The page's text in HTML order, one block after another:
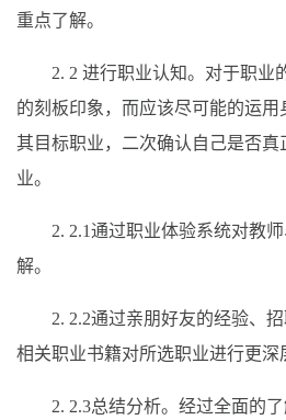
重点了解。
2. 2 进行职业认知。对于职业
的刻板印象，而应该尽可能的运
其目标职业，二次确认自己是否
业。
2. 2.1通过职业体验系统对教
解。
2. 2.2通过亲朋好友的经验、
相关职业书籍对所选职业进行更深
2. 2.3总结分析。经过全面的